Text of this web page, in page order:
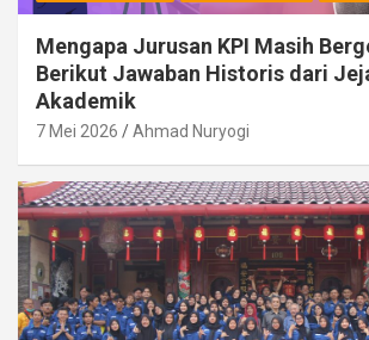
Mengapa Jurusan KPI Masih
Berikut Jawaban Historis dari
Akademik
7 Mei 2026 Ahmad Nuryogi